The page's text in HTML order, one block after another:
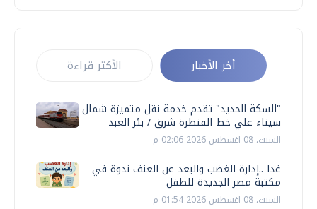
أخر الأخبار الأكثر قراءة
"السكة الحديد" تقدم خدمة نقل متميزة شمال
سيناء علي خط القنطرة شرق / بئر العبد
السبت، 08 اغسطس 2026 02:06 م
غدا ..إدارة الغضب والبعد عن العنف ندوة في
مكتبة مصر الجديدة للطفل
السبت، 08 اغسطس 2026 01:54 م